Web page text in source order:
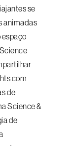
se
animadas
espaço
com
de
Science &
de